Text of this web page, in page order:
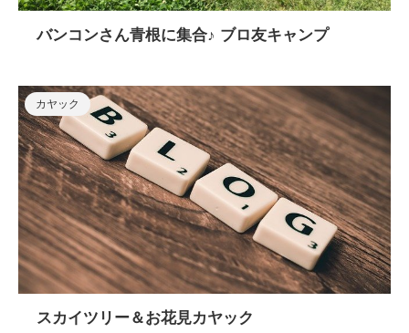
バンコンさん青根に集合♪ ブロ友キャンプ
カヤック
スカイツリー＆お花見カヤック